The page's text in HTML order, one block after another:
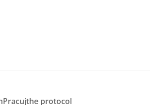
Pracujthe protocol